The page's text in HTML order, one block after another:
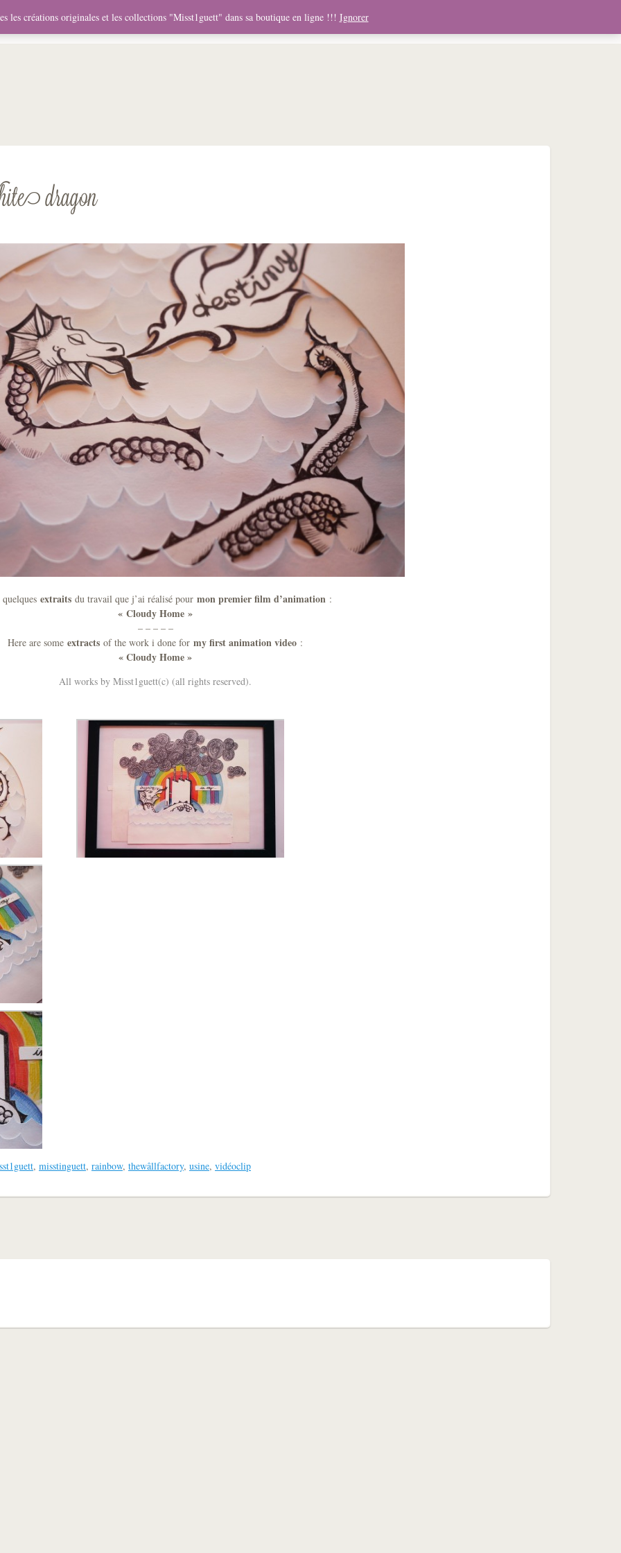
Objets Collaborations Expositions Vidéos Merchandising Boutique
dragon
extraitsdu travail que j’ai réalisé pour mon premier film d’animation:
« Cloudy Home »
– – – – –
Here are some extracts of the work i done for my first animation video :
« Cloudy Home »
All works by Misst1guett(c) (all rights reserved).
, misstinguett, rainbow, thewâllfactory, usine, vidéoclip
les créations originales et les collections "Misst1guett" dans sa boutique en ligne !!! Ignorer